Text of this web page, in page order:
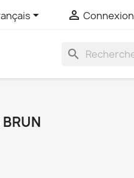
  Connexion
search